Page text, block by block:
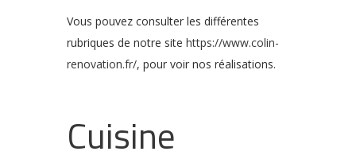
Vous pouvez consulter les différentes
rubriques de notre site https://www.colin-
renovation.fr/, pour voir nos réalisations.
Cuisine